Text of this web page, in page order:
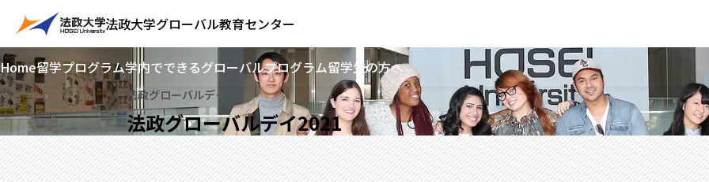
法政大学グローバル教育センター
Home留学プログラム学内でできるグローバルプログラム留学生の方へ
法政グローバルデイ
法政グローバルデイ2021